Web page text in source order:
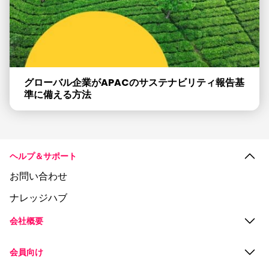
グローバル企業がAPACのサステナビリティ報告基
準に備える方法
ヘルプ＆サポート
お問い合わせ
ナレッジハブ
会社概要
会員向け